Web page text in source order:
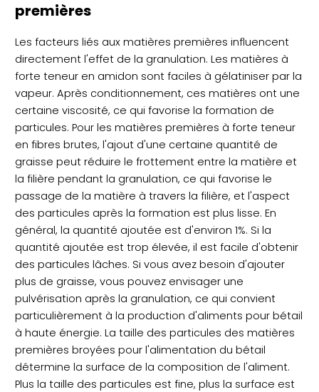
premières
Les facteurs liés aux matières premières influencent
directement l'effet de la granulation. Les matières à
forte teneur en amidon sont faciles à gélatiniser par la
vapeur. Après conditionnement, ces matières ont une
certaine viscosité, ce qui favorise la formation de
particules. Pour les matières premières à forte teneur
en fibres brutes, l'ajout d'une certaine quantité de
graisse peut réduire le frottement entre la matière et
la filière pendant la granulation, ce qui favorise le
passage de la matière à travers la filière, et l'aspect
des particules après la formation est plus lisse. En
général, la quantité ajoutée est d'environ 1%. Si la
quantité ajoutée est trop élevée, il est facile d'obtenir
des particules lâches. Si vous avez besoin d'ajouter
plus de graisse, vous pouvez envisager une
pulvérisation après la granulation, ce qui convient
particulièrement à la production d'aliments pour bétail
à haute énergie. La taille des particules des matières
premières broyées pour l'alimentation du bétail
détermine la surface de la composition de l'aliment.
Plus la taille des particules est fine, plus la surface est